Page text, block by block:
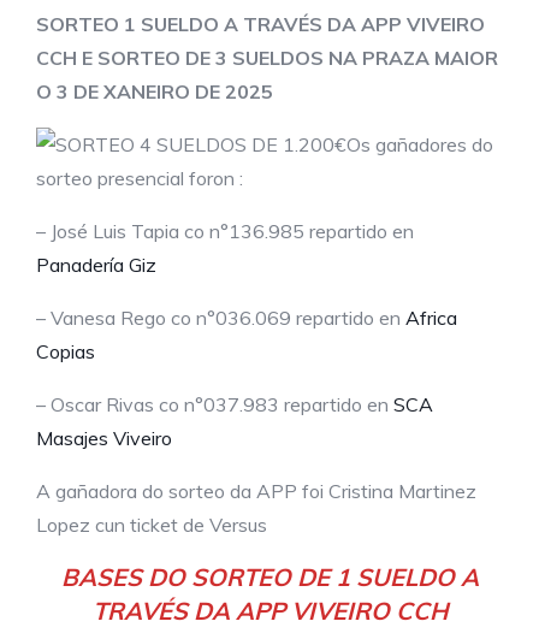
SORTEO 1 SUELDO A TRAVÉS DA APP VIVEIRO
CCH E SORTEO DE 3 SUELDOS NA PRAZA MAIOR
O 3 DE XANEIRO DE 2025
Os gañadores do
sorteo presencial foron :
– José Luis Tapia co n°136.985 repartido en
Panadería Giz
– Vanesa Rego co n°036.069 repartido en Africa
Copias
– Oscar Rivas co n°037.983 repartido en SCA
Masajes Viveiro
A gañadora do sorteo da APP foi Cristina Martinez
Lopez cun ticket de Versus
BASES DO SORTEO DE 1 SUELDO A
TRAVÉS DA APP VIVEIRO CCH